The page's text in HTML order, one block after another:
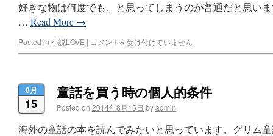
好きな物は何度でも、と思ってしまうのが普通だと思い
… Read More →
Posted in 小説LOVE | コメントを受け付けていません
8月
15
童話を買う時の個人的条件
Posted on 2014年8月15日 byadmin
海外の童話の本を読んでみたいと思っています。グリム